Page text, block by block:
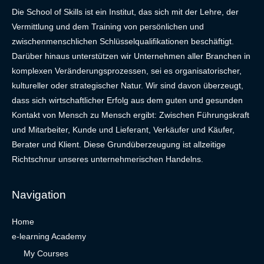
Die School of Skills ist ein Institut, das sich mit der Lehre, der
Vermittlung und dem Training von persönlichen und
zwischenmenschlichen Schlüsselqualifikationen beschäftigt.
Darüber hinaus unterstützen wir Unternehmen aller Branchen in
komplexen Veränderungsprozessen, sei es organisatorischer,
kultureller oder strategischer Natur. Wir sind davon überzeugt,
dass sich wirtschaftlicher Erfolg aus dem guten und gesunden
Kontakt von Mensch zu Mensch ergibt: Zwischen Führungskraft
und Mitarbeiter, Kunde und Lieferant, Verkäufer und Käufer,
Berater und Klient. Diese Grundüberzeugung ist allzeitige
Richtschnur unseres unternehmerischen Handelns.
Navigation
Home
e-learning Academy
My Courses